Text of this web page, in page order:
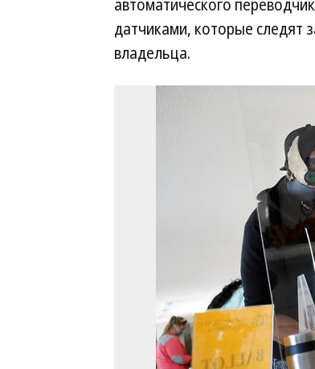
автоматического
датчиками, которые следят
владельца.